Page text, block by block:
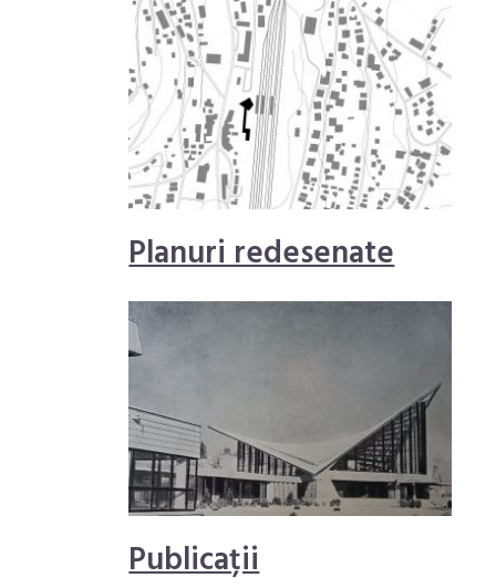
Planuri redesenate
Publicații